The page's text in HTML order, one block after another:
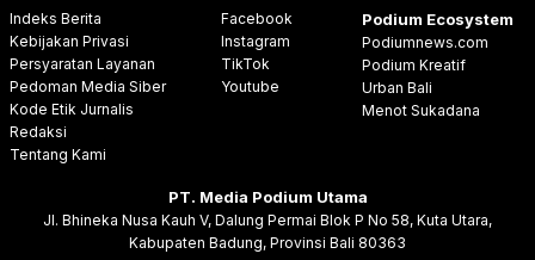
Indeks Berita
Kebijakan Privasi
Persyaratan Layanan
Pedoman Media Siber
Kode Etik Jurnalis
Redaksi
Tentang Kami
Facebook
Instagram
TikTok
Youtube
Podium Ecosystem
Podiumnews.com
Podium Kreatif
Urban Bali
Menot Sukadana
PT. Media Podium Utama
Jl. Bhineka Nusa Kauh V, Dalung Permai Blok P No 58, Kuta Utara,
Kabupaten Badung, Provinsi Bali 80363